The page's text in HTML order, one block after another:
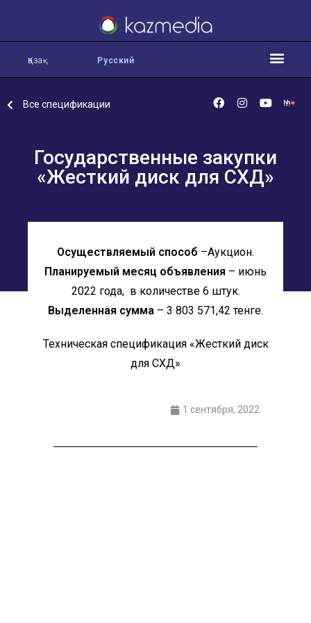
Қазақ Русский
Все спецификации
Государственные закупки
«Жесткий диск для СХД»
Осуществляемый способ –Аукцион.
Планируемый месяц объявления – июнь
2022 года, в количестве 6 штук.
Выделенная сумма – 3 803 571,42 тенге.
Техническая спецификация «Жесткий диск
для СХД»
1 сентября, 2022